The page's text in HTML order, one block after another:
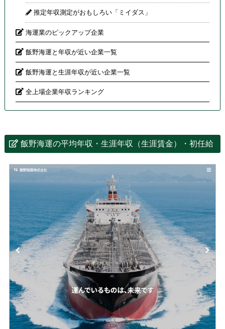
推定年収測定がおもしろい「ミイダス」
海運業のピックアップ企業
飯野海運と年収が近い企業一覧
飯野海運と生涯年収が近い企業一覧
全上場企業年収ランキング
飯野海運の平均年収・生涯年収（生涯賃金）・初任給